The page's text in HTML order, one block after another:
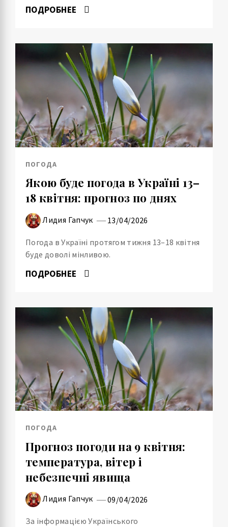
ПОДРОБНЕЕ
ПОГОДА
Якою буде погода в Україні 13–
18 квітня: прогноз по днях
Лидия Гапчук 13/04/2026
Погода в Україні протягом тижня 13–18 квітня
буде доволі мінливою.
ПОДРОБНЕЕ
ПОГОДА
Прогноз погоди на 9 квітня:
температура, вітер і
небезпечні явища
Лидия Гапчук 09/04/2026
За інформацією Українського